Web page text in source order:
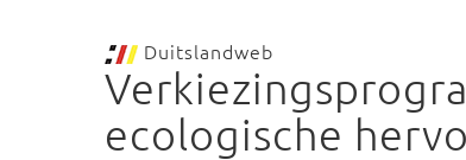
Duitslandweb
ecologische